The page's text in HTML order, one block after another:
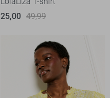
25,00 49,99